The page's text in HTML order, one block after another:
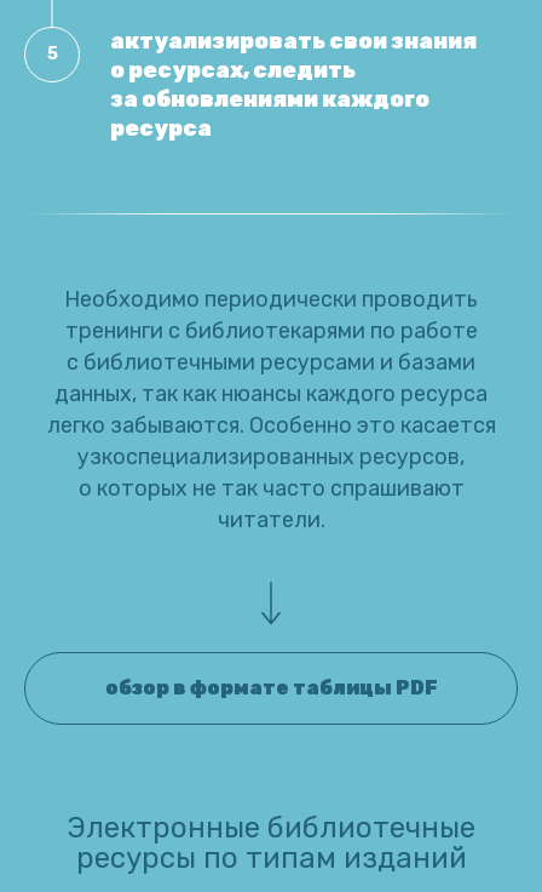
актуализировать свои знания
о ресурсах, следить
за обновлениями каждого
ресурса
Необходимо периодически проводить
тренинги с библиотекарями по работе
с библиотечными ресурсами и базами
данных, так как нюансы каждого ресурса
легко забываются. Особенно это касается
узкоспециализированных ресурсов,
о которых не так часто спрашивают
читатели.
обзор в формате таблицы PDF
Электронные библиотечные
ресурсы по типам изданий